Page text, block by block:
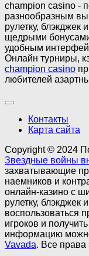
champion casino -
разнообразным
рулетку, блэкджек
щедрыми
удобным
Онлайн турниры,
champion casino
любителей
Контакты
Карта сайта
Copyright © 2024
Звездные войны
захватывающие
наемников и
онлайн-казино с
рулетку, блэкджек
воспользоваться
игроков и
информацию
Vavada. Все